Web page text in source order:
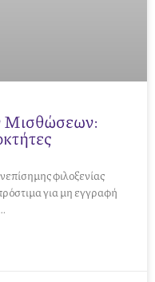
Μισθώσεων:
φιλοξενίας
για μη εγγραφή